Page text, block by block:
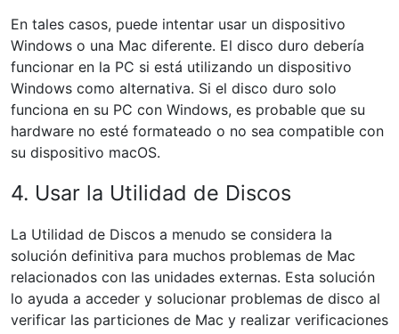
En tales casos, puede intentar usar un dispositivo
Windows o una Mac diferente. El disco duro debería
funcionar en la PC si está utilizando un dispositivo
Windows como alternativa. Si el disco duro solo
funciona en su PC con Windows, es probable que su
hardware no esté formateado o no sea compatible con
su dispositivo macOS.
4. Usar la Utilidad de Discos
La Utilidad de Discos a menudo se considera la
solución definitiva para muchos problemas de Mac
relacionados con las unidades externas. Esta solución
lo ayuda a acceder y solucionar problemas de disco al
verificar las particiones de Mac y realizar verificaciones